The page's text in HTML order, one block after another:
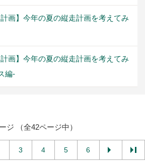
計画】今年の夏の縦走計画を考えてみ
計画】今年の夏の縦走計画を考えてみ
編-
ジ （全42ページ中）
3 4 5 6